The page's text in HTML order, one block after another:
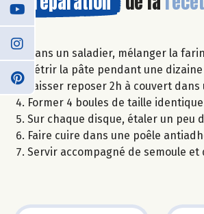
Dans un saladier, mélanger la
Pétrir la pâte pendant une
Laisser reposer 2h à couvert
Former 4 boules de taille
Sur chaque disque, étaler un peu
Faire cuire dans une poêle
Servir accompagné de semoule et